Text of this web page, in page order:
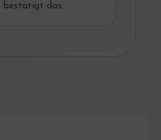
bestätigt das.